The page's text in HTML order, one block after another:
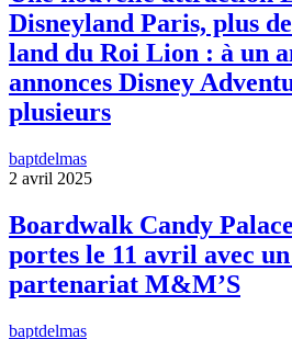
Disneyland Paris, plus
land du Roi Lion : à un
annonces Disney
plusieurs
baptdelmas
2 avril 2025
Boardwalk Candy
portes le 11 avril avec
partenariat M&M’S
baptdelmas